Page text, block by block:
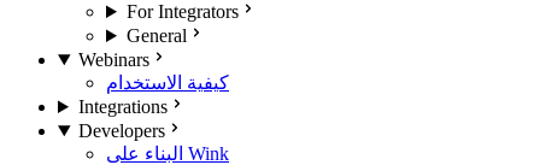
For Integrators
General
Webinars
كيفية الاستخدام
Integrations
Developers
البناء على Wink